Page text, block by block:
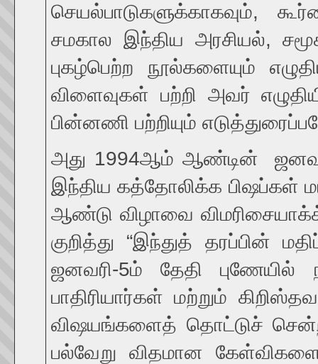
செயல்பாடுகளுக்காகவும்,
சமகால இந்திய அரசியல்,
புகழ்பெற்ற நூல்களையும்
விளைவுகள் பற்றி அவர்
பின்னணி பற்றியும்
அது 1994ஆம் ஆண்டின்
இந்திய கத்தோலிக்க பிஷப்கள்
ஆண்டு விழாவை
குறித்து “இந்துத் தரப்பின்
ஜனவரி-5ம் தேதி புணேயில்
பாதிரியார்கள் மற்றும்
விஷயங்களைத் தொட்டுச்
பல்வேறு விதமான